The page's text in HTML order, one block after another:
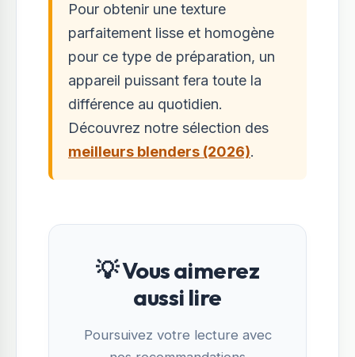
Pour obtenir une texture
parfaitement lisse et homogène
pour ce type de préparation, un
appareil puissant fera toute la
différence au quotidien.
Découvrez notre sélection des
meilleurs blenders (2026).
💡 Vous aimerez
aussi lire
Poursuivez votre lecture avec